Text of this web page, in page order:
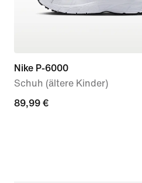
Nike P-6000
Schuh (ältere Kinder)
89,99 €
89,99 €